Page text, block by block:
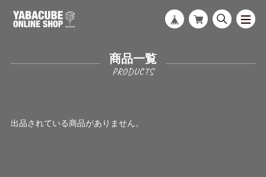
商品一覧
出品されている商品がありません。